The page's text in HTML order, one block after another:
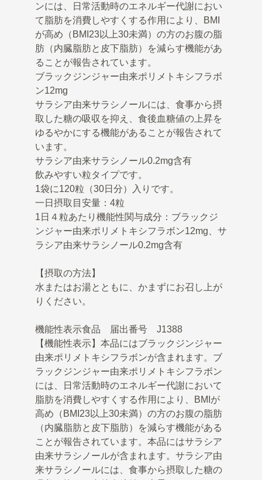
ンには、日常活動時のエネルギー代謝におい
て脂肪を消費しやすくする作用により、BMI
が高め（BMI23以上30未満）の方のお腹の脂
肪（内臓脂肪と皮下脂肪）を減らす機能があ
ることが報告されています。
ブラックジンジャー由来ポリメトキシフラボ
ン12mg
サラシア由来サラシノールには、食事から摂
取した糖の吸収を抑え、食後血糖値の上昇を
ゆるやかにする機能があることが報告されて
います。
サラシア由来サラシノール0.2mg含有
飲みやすい粒タイプです。
1袋に120粒（30日分）入りです。
一日摂取目安量：4粒
1日４粒あたり機能性関与成分：ブラックジ
ンジャー由来ポリメトキシフラボン12mg、サ
ラシア由来サラシノール0.2mg含有
【摂取の方法】
水またはお湯とともに、かまずにお召し上が
りください。
機能性表示食品 届出番号 J1388
【機能性表示】本品にはブラックジンジャー
由来ポリメトキシフラボンが含まれます。ブ
ラックジンジャー由来ポリメトキシフラボン
には、日常活動時のエネルギー代謝において
脂肪を消費しやすくする作用により、BMIが
高め（BMI23以上30未満）の方のお腹の脂肪
（内臓脂肪と皮下脂肪）を減らす機能がある
ことが報告されています。本品にはサラシア
由来サラシノールが含まれます。サラシア由
来サラシノールには、食事から摂取した糖の